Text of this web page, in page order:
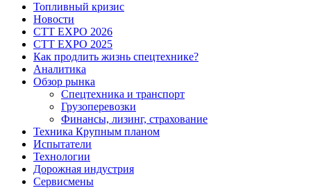
Топливный кризис
Новости
CTT EXPO 2026
CTT EXPO 2025
Как продлить жизнь спецтехнике?
Аналитика
Обзор рынка
Спецтехника и транспорт
Грузоперевозки
Финансы, лизинг, страхование
Техника Крупным планом
Испытатели
Технологии
Дорожная индустрия
Сервисмены